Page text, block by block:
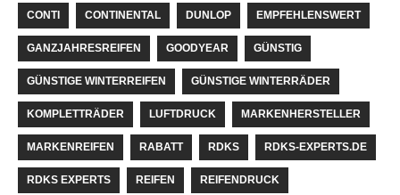
CONTI CONTINENTAL DUNLOP EMPFEHLENSWERT
GANZJAHRESREIFEN GOODYEAR GÜNSTIG
GÜNSTIGE WINTERREIFEN GÜNSTIGE WINTERRÄDER
KOMPLETTRÄDER LUFTDRUCK MARKENHERSTELLER
MARKENREIFEN RABATT RDKS RDKS-EXPERTS.DE
RDKS EXPERTS REIFEN REIFENDRUCK